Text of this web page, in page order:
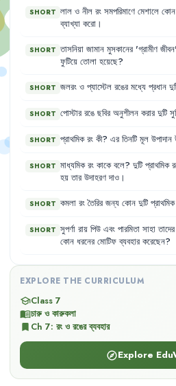
SHORT লাল ও নীল রং সমপরিমাণে মেশালে কোন
ব্যাখ্যা করো ।
SHORT তাসনিয়া জামান মুসকানের 'গ্রামীণ জীবন'
ফুটিয়ে তোলা হয়েছে?
SHORT জলরং ও প্যাস্টেল রঙের মধ্যে প্রধান
SHORT পোস্টার রঙে ছবির অনুশীলন করার দুটি
SHORT প্রাথমিক রং কী? এর তিনটি মূল উপাদান
SHORT মাধ্যমিক রং কাকে বলে? দুটি প্রাথমিক
হয় তার উদাহরণ দাও ।
SHORT কমলা রং তৈরির জন্য কোন দুটি প্রাথমিক
SHORT সুপর্ণা রায় পিউ এবং পারমিতা সাহা তাদের
কোন ধরনের মোটিফ ব্যবহার করেছেন?
EXPLORE THE CURRICULUM
schoolClass 7
menu_bookচারু ও কারুকলা
bookmark Ch 7: রং ও রঙের ব্যবহার
exploreExplore